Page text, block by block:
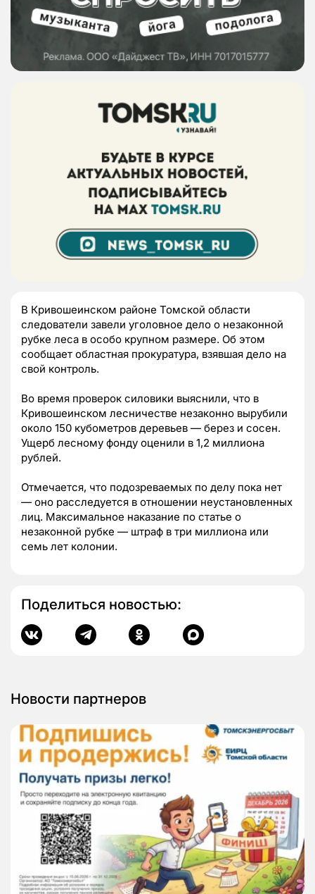
В Кривошеинском районе Томской области
следователи завели уголовное дело о незаконной
рубке леса в особо крупном размере. Об этом
сообщает областная прокуратура, взявшая дело на
свой контроль.
Во время проверок силовики выяснили, что в
Кривошеинском лесничестве незаконно вырубили
около 150 кубометров деревьев — берез и сосен.
Ущерб лесному фонду оценили в 1,2 миллиона
рублей.
Отмечается, что подозреваемых по делу пока нет
— оно расследуется в отношении неустановленных
лиц. Максимальное наказание по статье о
незаконной рубке — штраф в три миллиона или
семь лет колонии.
Поделиться новостью:
Новости партнеров